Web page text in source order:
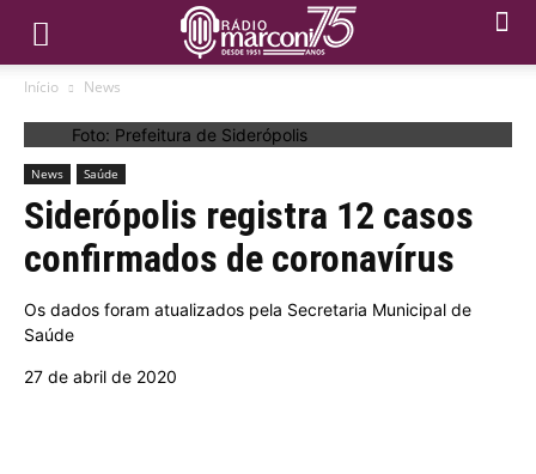
Início News
Foto: Prefeitura de Siderópolis
News Saúde
Siderópolis registra 12 casos
confirmados de coronavírus
Os dados foram atualizados pela Secretaria Municipal de
Saúde
27 de abril de 2020